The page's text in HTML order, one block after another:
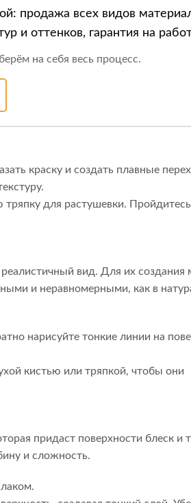
продажа всех видов
и оттенков, гарантия на
на себя весь процесс.
краску и создать плавные
тряпку для растушевки.
реалистичный вид. Для их
и неравномерными, как в
нарисуйте тонкие линии на
кистью или тряпкой, чтобы они
придаст поверхности блеск и
и сложность.